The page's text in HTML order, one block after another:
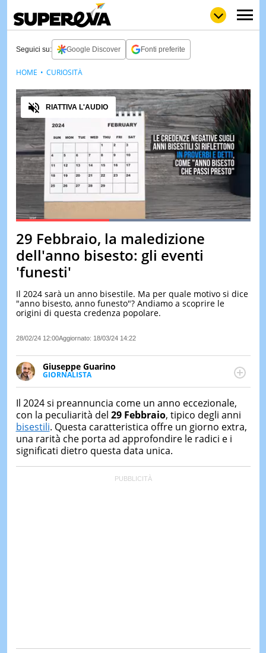
LOLGULP
LOVE
WOW
POP
NEWS
STORIE
VIDEO
QUIZ
&
TEST
DI
Seguici su: Google Discover Fonti preferite
Pause Unmute
Loaded:100.00%
Audio
RIATTIVA L'AUDIO
29 Febbraio, la maledizione
dell'anno bisesto: gli eventi
'funesti'
Il 2024 sarà un anno bisestile. Ma per quale motivo si dice
"anno bisesto, anno funesto"? Andiamo a scoprire le
origini di questa credenza popolare.
28/02/24 12:00Aggiornato: 18/03/24 14:22
Giuseppe Guarino
GIORNALISTA
Ph(D) in Diritto Comparato e processi di
integrazione e attivo nel campo della ricerca, in
particolare sulla Storia contemporanea di America
Latina e Spagna. Collabora con numerose testate ed
è presidente dell'Associazione Culturale "La
Biblioteca del Sannio".
HOME CURIOSITÀ
Il 2024 si preannuncia come un anno eccezionale,
con la peculiarità del 29 Febbraio, tipico degli anni
bisestili. Questa caratteristica offre un giorno extra,
una rarità che porta ad approfondire le radici e i
significati dietro questa data unica.